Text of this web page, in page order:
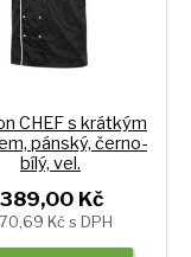
CHEF s krátkým
pánský, černo-
bílý, vel.
389,00 Kč
Kč s DPH